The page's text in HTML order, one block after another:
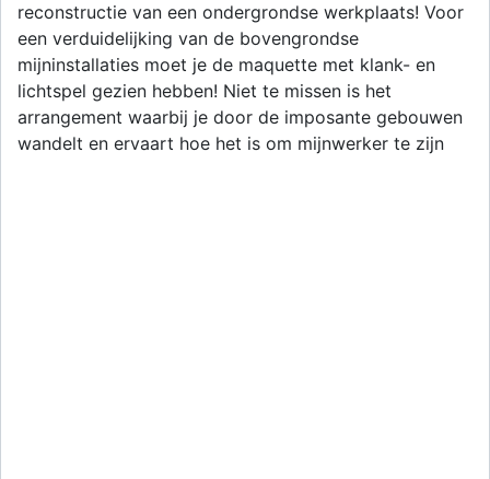
reconstructie van een ondergrondse werkplaats! Voor
een verduidelijking van de bovengrondse
mijninstallaties moet je de maquette met klank- en
lichtspel gezien hebben! Niet te missen is het
arrangement waarbij je door de imposante gebouwen
wandelt en ervaart hoe het is om mijnwerker te zijn